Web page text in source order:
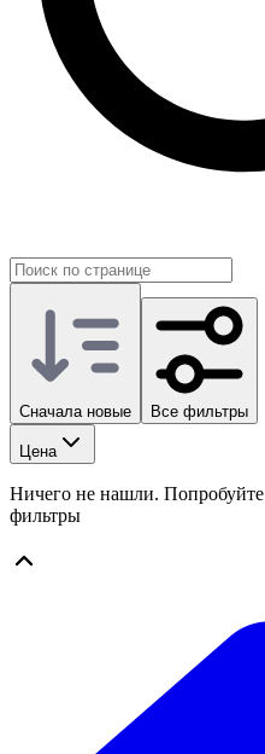
Сначала новые Все фильтры
Цена
Ничего не нашли. Попробуйте
фильтры